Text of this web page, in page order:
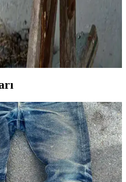
Geleneksel Teknikler
Üretim
tabakalı at omuzu derisi ve
malzemelerle, geleneksel
ve fonksiyonellik ön plandadır.